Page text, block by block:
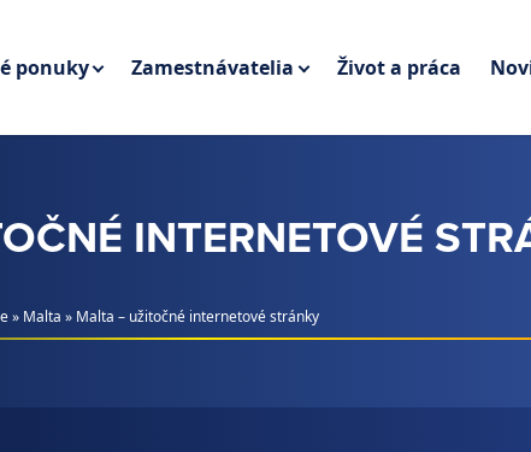
ponuky Zamestnávatelia Život a práca
INTERNETOVÉ
» Malta » Malta – užitočné internetové stránky